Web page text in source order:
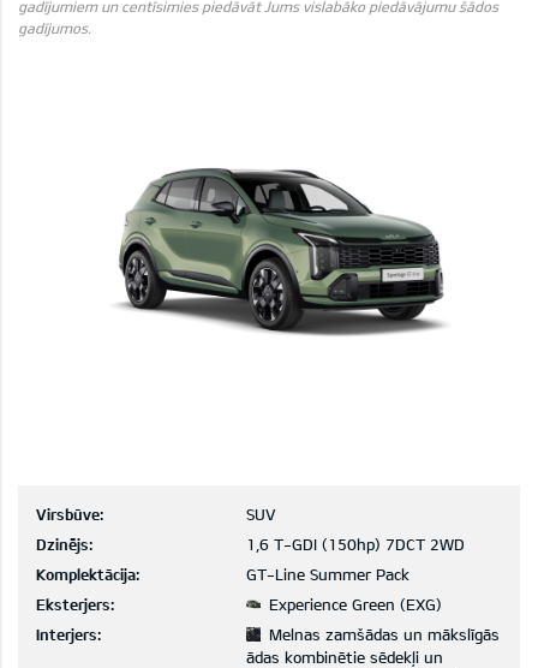
gadījumiem un centīsimies piedāvāt Jums vislabāko piedāvājumu šādos
gadījumos.
Virsbūve:
SUV
Dzinējs:
1,6 T-GDI (150hp) 7DCT 2WD
Komplektācija:
GT-Line Summer Pack
Eksterjers:
Experience Green (EXG)
Interjers:
Melnas zamšādas un mākslīgās
ādas kombinētie sēdekļi un